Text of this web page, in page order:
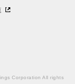
Corporation All rights